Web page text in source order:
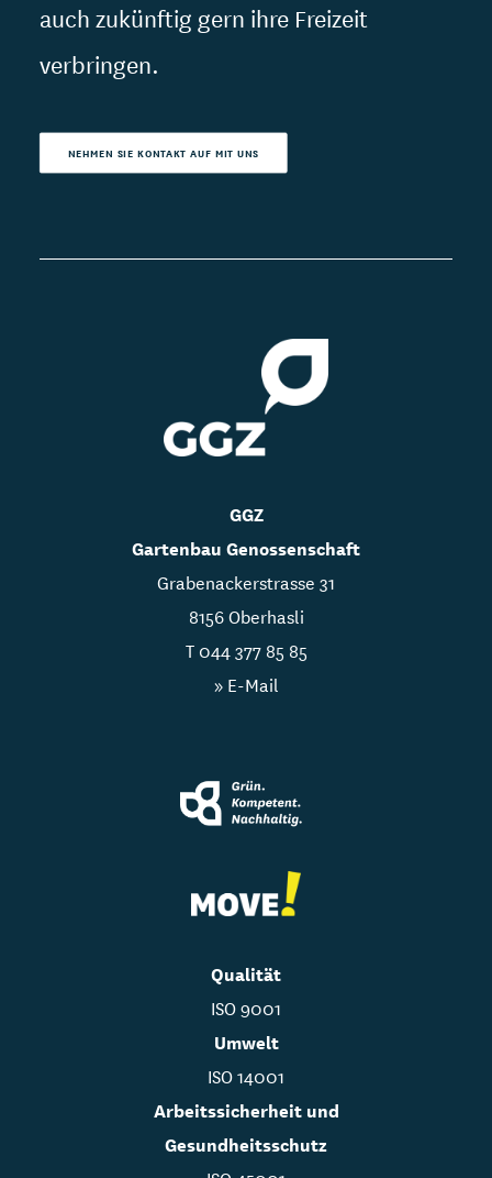
auch zukünftig gern ihre Freizeit
verbringen.
NEHMEN SIE KONTAKT AUF MIT UNS
GGZ
Gartenbau Genossenschaft
Grabenackerstrasse 31
8156 Oberhasli
T 044 377 85 85
» E-Mail
Qualität
ISO 9001
Umwelt
ISO 14001
Arbeitssicherheit und
Gesundheitsschutz